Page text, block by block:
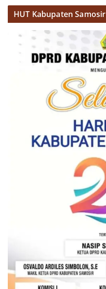
HUT Kabupaten Samosir